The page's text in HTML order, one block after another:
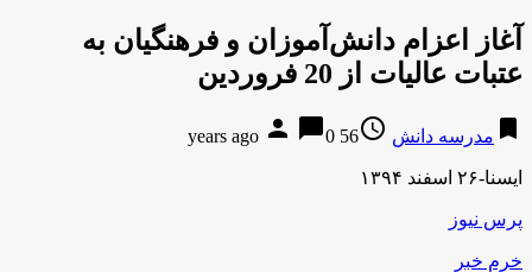
آغاز اعزام دانش‌آموزان و فرهنگیان به
عتبات عالیات از 20 فروردین
bookmark مدرسه دانش access_time
56 years ago
person chat_bubble0
ایسنا-۲۶ اسفند ۱۳۹۴
پرس نیوز
خرم خبر